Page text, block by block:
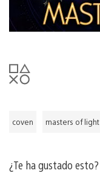
coven masters of light
¿Te ha gustado esto?